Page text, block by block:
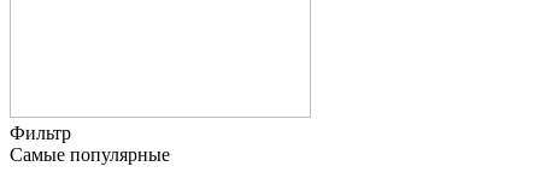
Фильтр
Самые популярные